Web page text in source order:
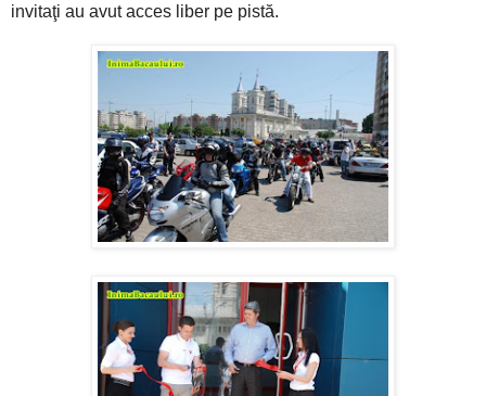
invitaţi au avut acces liber pe pistă.